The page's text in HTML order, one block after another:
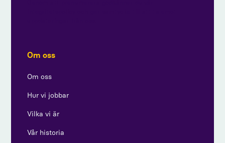
Om oss
Om oss
Hur vi jobbar
Vilka vi är
Vår historia